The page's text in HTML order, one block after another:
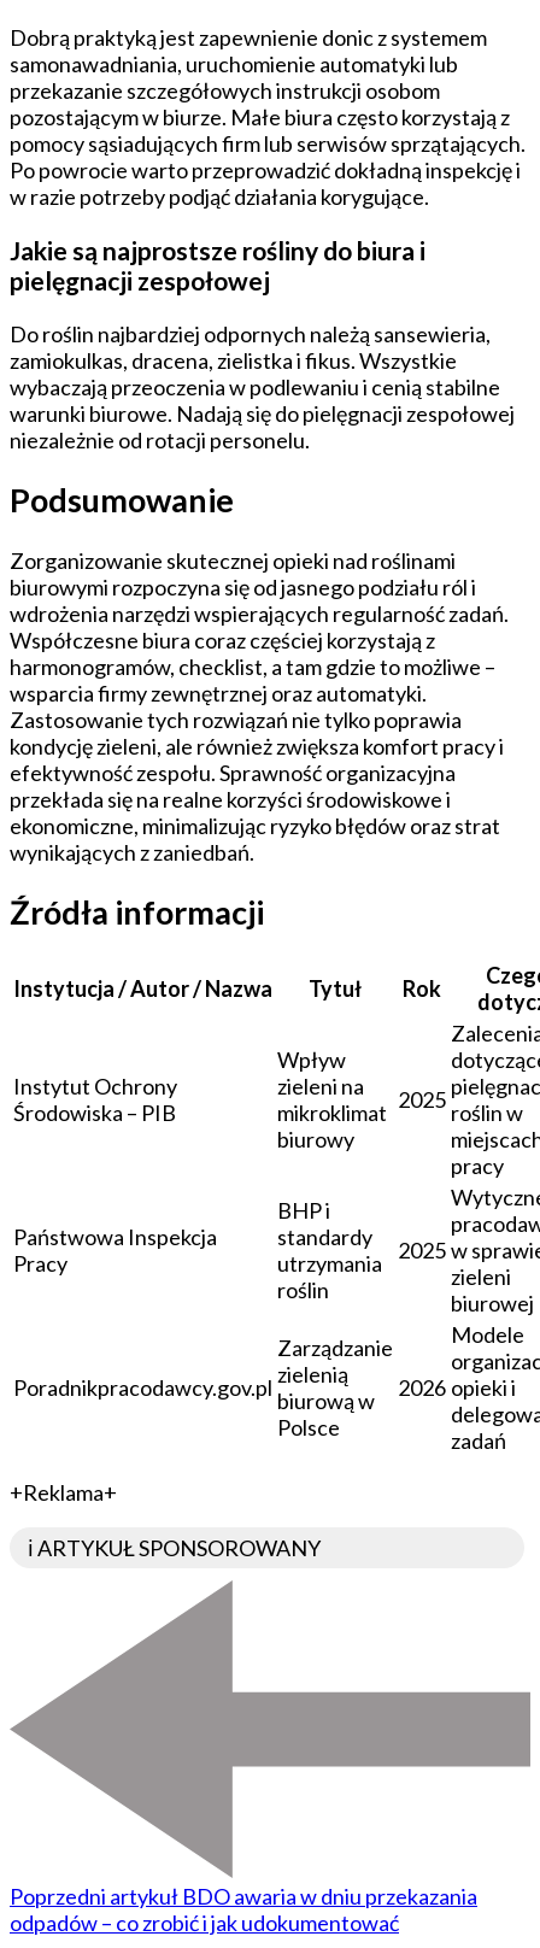
Dobrą praktyką jest zapewnienie donic z systemem
samonawadniania, uruchomienie automatyki lub
przekazanie szczegółowych instrukcji osobom
pozostającym w biurze. Małe biura często korzystają z
pomocy sąsiadujących firm lub serwisów sprzątających.
Po powrocie warto przeprowadzić dokładną inspekcję i
w razie potrzeby podjąć działania korygujące.
Jakie są najprostsze rośliny do biura i
pielęgnacji zespołowej
Do roślin najbardziej odpornych należą sansewieria,
zamiokulkas, dracena, zielistka i fikus. Wszystkie
wybaczają przeoczenia w podlewaniu i cenią stabilne
warunki biurowe. Nadają się do pielęgnacji zespołowej
niezależnie od rotacji personelu.
Podsumowanie
Zorganizowanie skutecznej opieki nad roślinami
biurowymi rozpoczyna się od jasnego podziału ról i
wdrożenia narzędzi wspierających regularność zadań.
Współczesne biura coraz częściej korzystają z
harmonogramów, checklist, a tam gdzie to możliwe –
wsparcia firmy zewnętrznej oraz automatyki.
Zastosowanie tych rozwiązań nie tylko poprawia
kondycję zieleni, ale również zwiększa komfort pracy i
efektywność zespołu. Sprawność organizacyjna
przekłada się na realne korzyści środowiskowe i
ekonomiczne, minimalizując ryzyko błędów oraz strat
wynikających z zaniedbań.
Źródła informacji
Instytucja / Autor / Nazwa Tytuł Rok
Instytut Ochrony
Środowiska – PIB
Wpływ
zieleni na
mikroklimat
biurowy
2025 roślin w
pracy
Państwowa Inspekcja
Pracy
BHP i
standardy
utrzymania
roślin
2025w
zieleni
biurowej
Poradnikpracodawcy.gov.pl
Zarządzanie
zielenią
biurową w
Polsce
2026
Modele
opieki i
zadań
+Reklama+
ℹ️ ARTYKUŁ SPONSOROWANY
Poprzedni artykuł BDO awaria w dniu przekazania
odpadów – co zrobić i jak udokumentować